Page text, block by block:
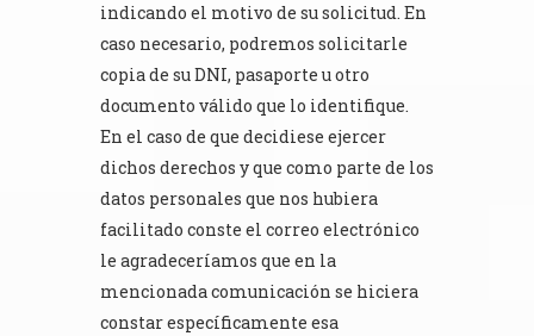
indicando el motivo de su solicitud. En
caso necesario, podremos solicitarle
copia de su DNI, pasaporte u otro
documento válido que lo identifique.
En el caso de que decidiese ejercer
dichos derechos y que como parte de los
datos personales que nos hubiera
facilitado conste el correo electrónico
le agradeceríamos que en la
mencionada comunicación se hiciera
constar específicamente esa